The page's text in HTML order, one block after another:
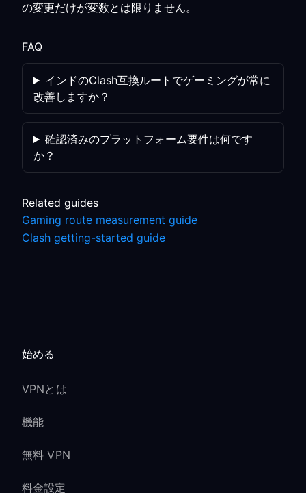
の変更だけが変数とは限りません。
FAQ
インドのClash互換ルートでゲーミングが常に
改善しますか？
確認済みのプラットフォーム要件は何です
か？
Related guides
Gaming route measurement guide
Clash getting-started guide
始める
VPNとは
機能
無料 VPN
料金設定